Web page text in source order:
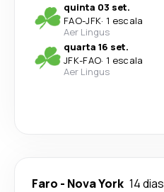
quinta 03 set.
FAO-JFK· 1 escala
Aer Lingus
quarta 16 set.
JFK-FAO· 1 escala
Aer Lingus
Faro - Nova York 14 dias